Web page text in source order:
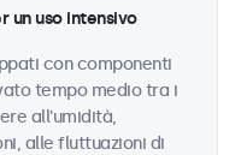
un uso intensivo
con componenti
tempo medio tra i
all'umidità,
alle fluttuazioni di